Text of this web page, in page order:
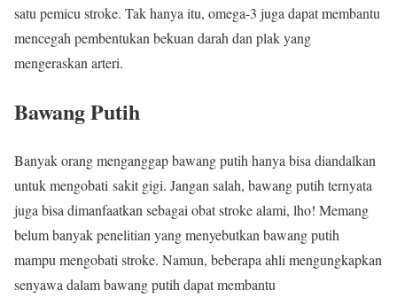
satu pemicu stroke. Tak hanya itu, omega-3 juga dapat membantu
mencegah pembentukan bekuan darah dan plak yang
mengeraskan arteri.
Bawang Putih
Banyak orang menganggap bawang putih hanya bisa diandalkan
untuk mengobati sakit gigi. Jangan salah, bawang putih ternyata
juga bisa dimanfaatkan sebagai obat stroke alami, lho! Memang
belum banyak penelitian yang menyebutkan bawang putih
mampu mengobati stroke. Namun, beberapa ahli mengungkapkan
senyawa dalam bawang putih dapat membantu